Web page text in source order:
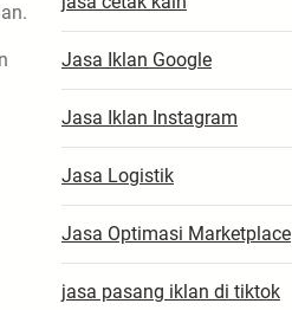
Jasa Iklan Google
Jasa Iklan Instagram
Jasa Logistik
Jasa Optimasi Marketplace
jasa pasang iklan di tiktok